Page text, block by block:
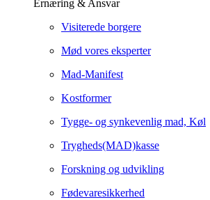
Ernæring & Ansvar
Visiterede borgere
Mød vores eksperter
Mad-Manifest
Kostformer
Tygge- og synkevenlig mad, Køl
Trygheds(MAD)kasse
Forskning og udvikling
Fødevaresikkerhed